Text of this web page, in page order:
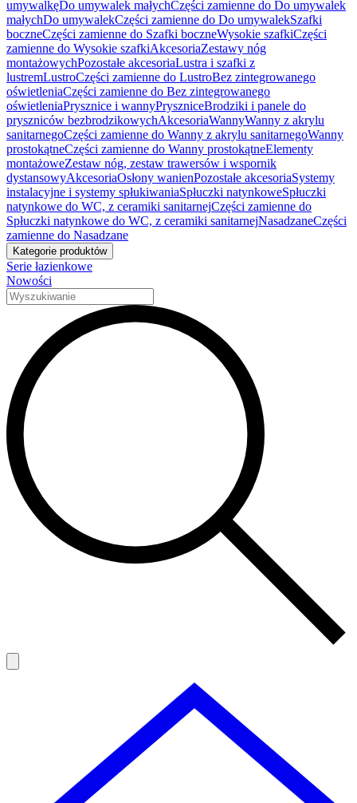
umywalkęDo umywalek małychCzęści zamienne do Do umywalek
małychDo umywalekCzęści zamienne do Do umywalekSzafki
boczneCzęści zamienne do Szafki boczneWysokie szafkiCzęści
zamienne do Wysokie szafkiAkcesoriaZestawy nóg
montażowychPozostałe akcesoriaLustra i szafki z
lustremLustroCzęści zamienne do LustroBez zintegrowanego
oświetleniaCzęści zamienne do Bez zintegrowanego
oświetleniaPrysznice i wannyPryszniceBrodziki i panele do
pryszniców bezbrodzikowychAkcesoriaWannyWanny z akrylu
sanitarnegoCzęści zamienne do Wanny z akrylu sanitarnegoWanny
prostokątneCzęści zamienne do Wanny prostokątneElementy
montażoweZestaw nóg, zestaw trawersów i wspornik
dystansowyAkcesoriaOsłony wanienPozostałe akcesoriaSystemy
instalacyjne i systemy spłukiwaniaSpłuczki natynkoweSpłuczki
natynkowe do WC, z ceramiki sanitarnejCzęści zamienne do
Spłuczki natynkowe do WC, z ceramiki sanitarnejNasadzaneCzęści
zamienne do Nasadzane
Kategorie produktów
Serie łazienkowe
Nowości